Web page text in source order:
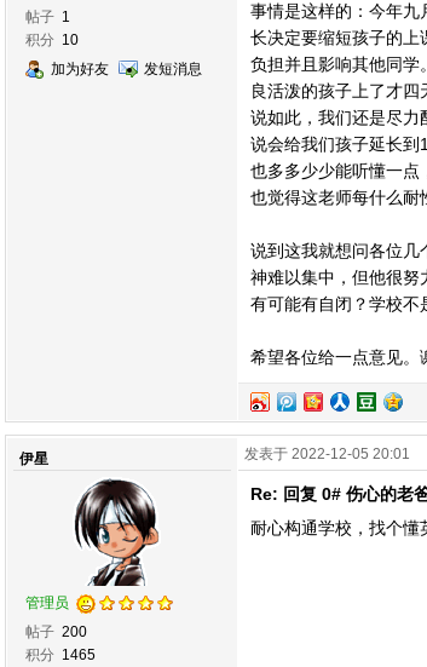
帖子 1
积分 10
加为好友
发短消息
事情是这样的：今年九
长决定要缩短孩子的
负担并且影响其他同学
良活泼的孩子上了才
说如此，我们还是尽力
说会给我们孩子延长到
也多多少少能听懂一点
也觉得这老师每什么耐
说到这我就想问各位几
神难以集中，但他很努
有可能有自闭？学校不
希望各位给一点意见。
伊星
管理员
帖子 200
积分 1465
发表于 2022-12-05 20:01
Re: 回复 0# 伤心的老
耐心构通学校，找个懂